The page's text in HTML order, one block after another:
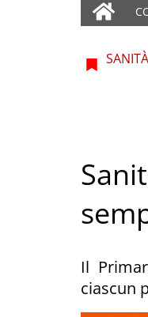
SANITÀ
Il
ciascun